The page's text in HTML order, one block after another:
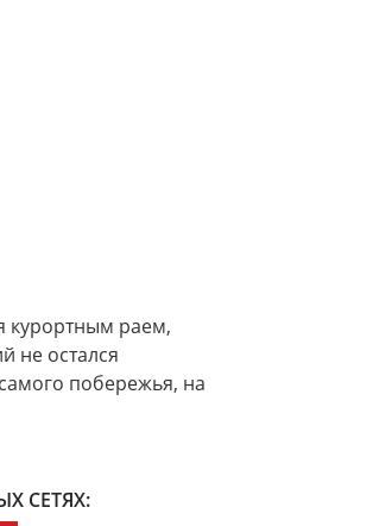
курортным раем,
не остался
побережья, на
СЕТЯХ: